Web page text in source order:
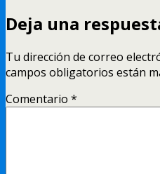
Deja una
Tu dirección de correo
campos obligatorios están
Comentario *